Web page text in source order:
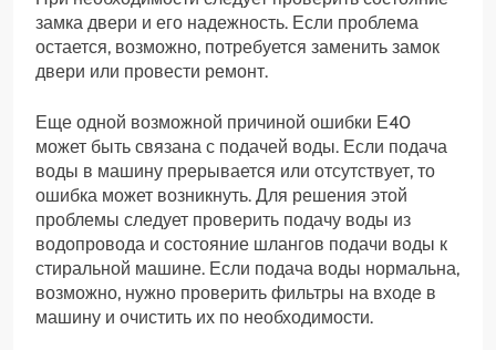
замка двери и его надежность. Если проблема
остается, возможно, потребуется заменить замок
двери или провести ремонт.
Еще одной возможной причиной ошибки Е40
может быть связана с подачей воды. Если подача
воды в машину прерывается или отсутствует, то
ошибка может возникнуть. Для решения этой
проблемы следует проверить подачу воды из
водопровода и состояние шлангов подачи воды к
стиральной машине. Если подача воды нормальна,
возможно, нужно проверить фильтры на входе в
машину и очистить их по необходимости.